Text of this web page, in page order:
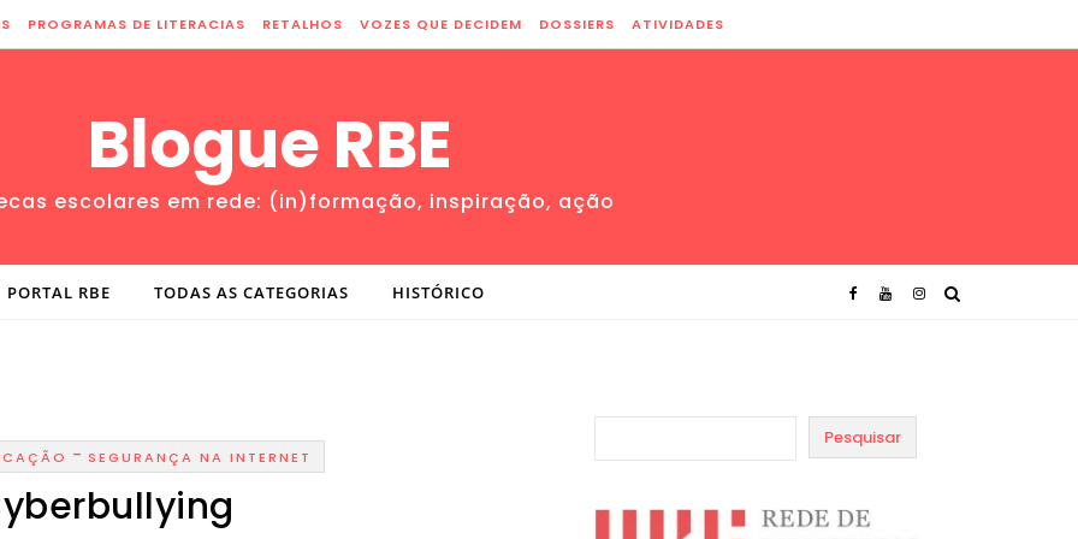
PROGRAMAS DE LITERACIAS RETALHOS VOZES QUE DECIDEM DOSSIERS ATIVIDADES
Blogue RBE
escolares em rede: (in)formação, inspiração, ação
PORTAL RBE TODAS AS CATEGORIAS HISTÓRICO
- SEGURANÇA NA INTERNET
Pesquisar